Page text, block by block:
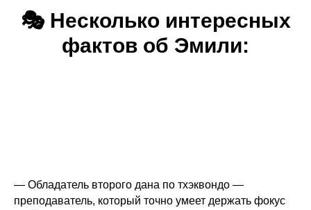
🎭 Несколько интересных
фактов об Эмили:
— Обладатель второго дана по тхэквондо —
преподаватель, который точно умеет держать фокус